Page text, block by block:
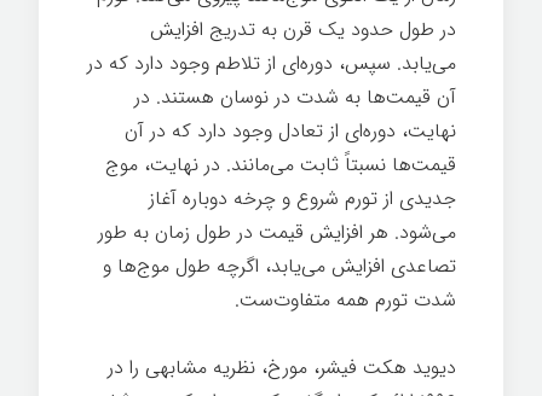
در طول حدود یک قرن به تدریج افزایش
می‌یابد. سپس، دوره‌ای از تلاطم وجود دارد که در
آن قیمت‌ها به شدت در نوسان هستند. در
نهایت، دوره‌ای از تعادل وجود دارد که در آن
قیمت‌ها نسبتاً ثابت می‌مانند. در نهایت، موج
جدیدی از تورم شروع و چرخه دوباره آغاز
می‌شود. هر افزایش قیمت در طول زمان به طور
تصاعدی افزایش می‌یابد، اگرچه طول موج‌ها و
شدت تورم همه متفاوت‌ست.
دیوید هکت فیشر، مورخ، نظریه مشابهی را در